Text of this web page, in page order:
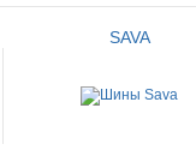
SAVA